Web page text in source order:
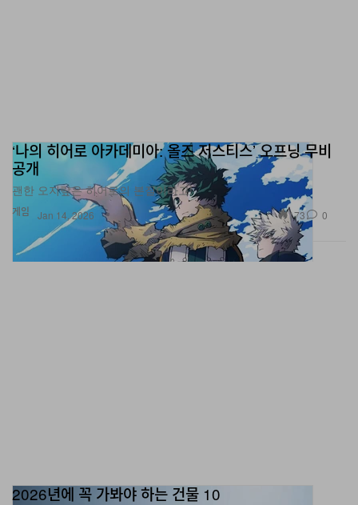
게임
‘나의 히어로 아카데미아: 올즈 저스티스’ 오프닝 무비
공개
괜한 오지랖은 히어로의 본질이라고!
Jan 14, 2026 173 0
2026년에 꼭 가봐야 하는 건물 10